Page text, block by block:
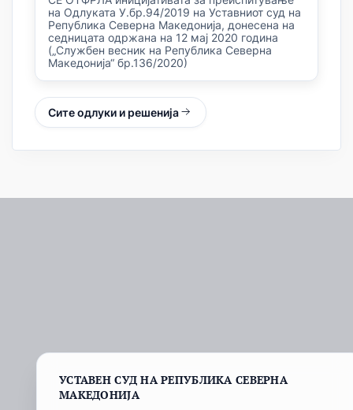
на Одлуката У.бр.94/2019 на Уставниот суд на
Република Северна Македонија, донесена на
седницата одржана на 12 мај 2020 година
(„Службен весник на Република Северна
Македонија“ бр.136/2020)
Сите одлуки и решенија
УСТАВЕН СУД НА РЕПУБЛИКА СЕВЕРНА
МАКЕДОНИЈА